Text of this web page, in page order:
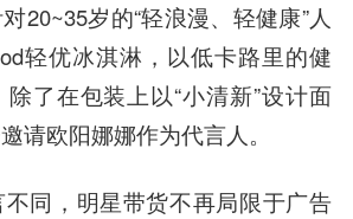
20~35岁的“轻浪漫、轻健康”人
轻优冰淇淋，以低卡路里的健
了在包装上以“小清新”设计面
请欧阳娜娜作为代言人。
同，明星带货不再局限于广告